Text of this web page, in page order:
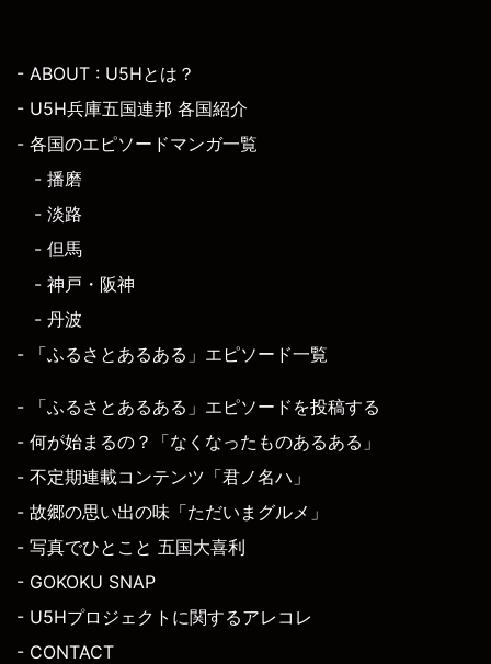
- ABOUT : U5Hとは？
- U5H兵庫五国連邦 各国紹介
- 各国のエピソードマンガ一覧
- 播磨
- 淡路
- 但馬
- 神戸・阪神
- 丹波
- 「ふるさとあるある」エピソード一覧
- 「ふるさとあるある」エピソードを投稿する
- 何が始まるの？「なくなったものあるある」
- 不定期連載コンテンツ「君ノ名ハ」
- 故郷の思い出の味「ただいまグルメ」
- 写真でひとこと 五国大喜利
- GOKOKU SNAP
- U5Hプロジェクトに関するアレコレ
- CONTACT